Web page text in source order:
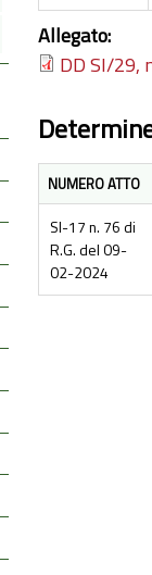
Allegato:
DD SI/29,
NUMERO ATTO
SI-17 n. 76 di
R.G. del 09-
02-2024